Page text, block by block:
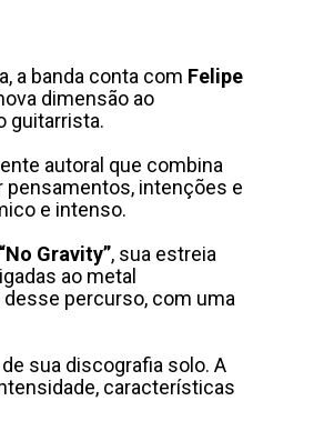
a banda conta com Felipe
dimensão ao
guitarrista.
autoral que combina
pensamentos, intenções e
e intenso.
“No Gravity”, sua estreia
ao metal
percurso, com uma
sua discografia solo. A
características